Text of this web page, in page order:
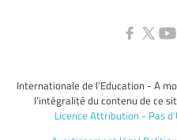
Internationale de l’Education - A
l’intégralité du contenu de ce
Licence Attribution - Pas